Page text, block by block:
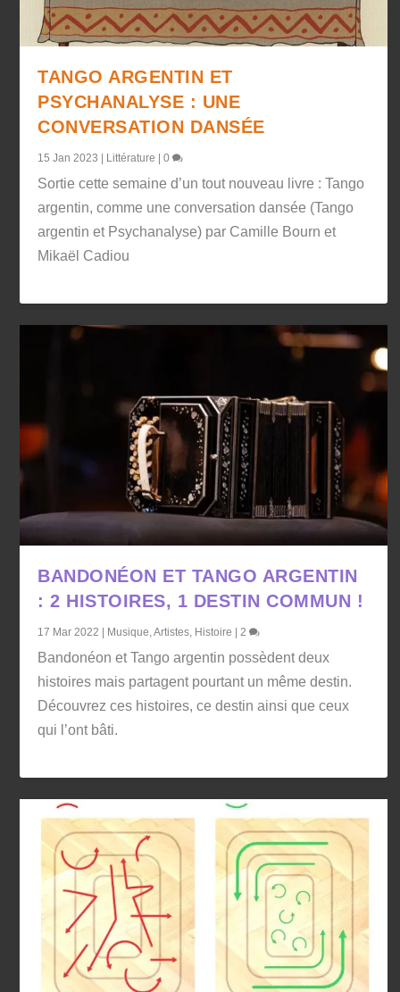
TANGO ARGENTIN ET
PSYCHANALYSE : UNE
CONVERSATION DANSÉE
15 Jan 2023 Littérature |0
Sortie cette semaine d’un tout nouveau livre : Tango
argentin, comme une conversation dansée (Tango
argentin et Psychanalyse) par Camille Bourn et
Mikaël Cadiou
BANDONÉON ET TANGO ARGENTIN
: 2 HISTOIRES, 1 DESTIN COMMUN !
17 Mar 2022 | Musique ,Artistes Histoire | 2
Bandonéon et Tango argentin possèdent deux
histoires mais partagent pourtant un même destin.
Découvrez ces histoires, ce destin ainsi que ceux
qui l’ont bâti.